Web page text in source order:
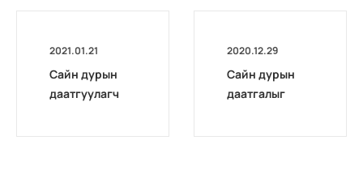
2021.01.21
Сайн дурын
даатгуулагч
2020.12.29
Сайн дурын
даатгалыг